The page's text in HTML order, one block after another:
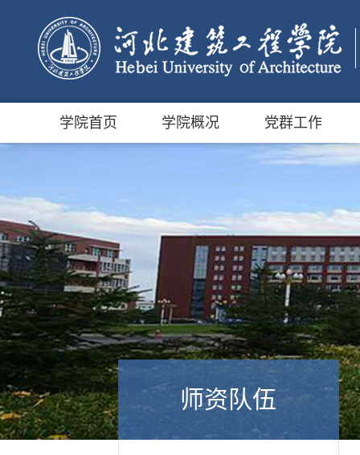
学院首页 学院概况 党群工作
师资队伍